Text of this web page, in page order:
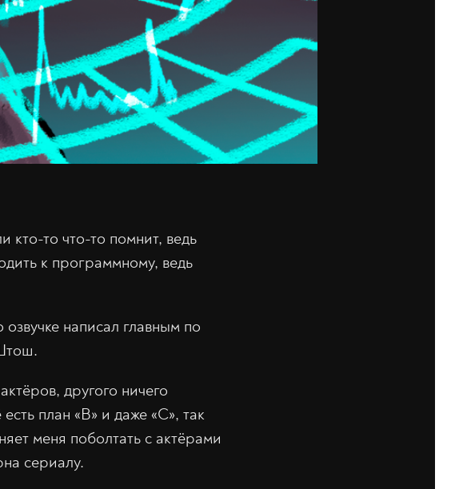
кто-то что-то помнит, ведь
к программному, ведь
написал главным по
другого ничего
план «B» и даже «С», так
меня поболтать с актёрами
сериалу.